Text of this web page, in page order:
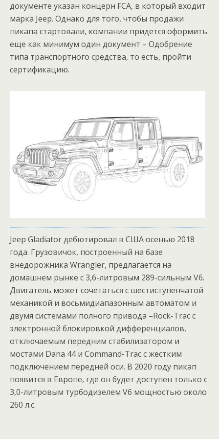
документе указан концерн FCA, в который входит
марка Jeep. Однако для того, чтобы продажи
пикапа стартовали, компании придется оформить
еще как минимум один документ – Одобрение
типа транспортного средства, то есть, пройти
сертификацию.
Jeep Gladiator дебютировал в США осенью 2018
года. Грузовичок, построенный на базе
внедорожника Wrangler, предлагается на
домашнем рынке с 3,6-литровым 289-сильным V6.
Двигатель может сочетаться с шестиступенчатой
механикой и восьмидиапазонным автоматом и
двумя системами полного привода –Rock-Trac с
электронной блокировкой дифференциалов,
отключаемым передним стабилизатором и
мостами Dana 44 и Command-Trac с жестким
подключением передней оси. В 2020 году пикап
появится в Европе, где он будет доступен только с
3,0-литровым турбодизелем V6 мощностью около
260 л.с.